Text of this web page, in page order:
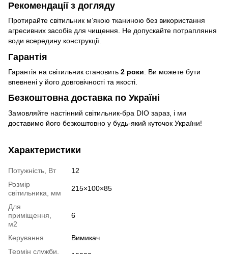
Рекомендації з догляду
Протирайте світильник м’якою тканиною без використання
агресивних засобів для чищення. Не допускайте потрапляння
води всередину конструкції.
Гарантія
Гарантія на світильник становить 2 роки . Ви можете бути
впевнені у його довговічності та якості.
Безкоштовна доставка по Україні
Замовляйте настінний світильник-бра DIO зараз, і ми
доставимо його безкоштовно у будь-який куточок України!
Характеристики
Потужність, Вт
12
Розмір
світильника, мм
215×100×85
Для
приміщення,
м2
6
Керування
Вимикач
Термін служби,